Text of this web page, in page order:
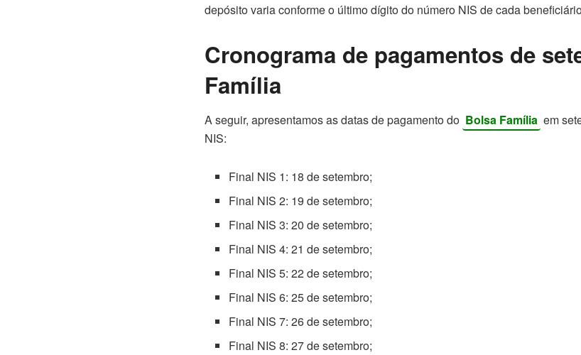
depósito varia conforme o último dígito do número NIS de cada
Cronograma de pagamentos de
Família
A seguir, apresentamos as datas de pagamento do Bolsa Família em
NIS:
Final NIS 1: 18 de setembro;
Final NIS 2: 19 de setembro;
Final NIS 3: 20 de setembro;
Final NIS 4: 21 de setembro;
Final NIS 5: 22 de setembro;
Final NIS 6: 25 de setembro;
Final NIS 7: 26 de setembro;
Final NIS 8: 27 de setembro;